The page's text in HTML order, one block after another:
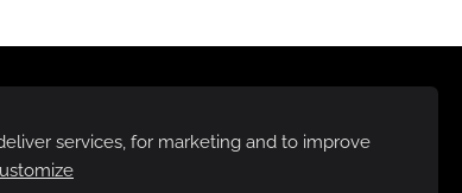
services, for marketing and to improve